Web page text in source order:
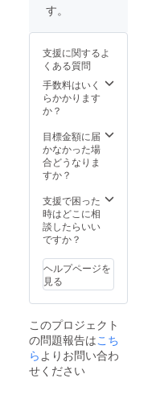
https://
project.
stores.j
p/
サーと
社名ま
たは名
前の記
載 この
6点を考
ります
が起業
後、支
援者様
タクト
をとり
試供品
の発
ベント
の告知
や招待
なども
ばと思
いま
す。
シーク
レット
す。
支援に関するよ
くある質問
手数料はいく
らかかります
か？
目標金額に届
かなかった場
合どうなりま
すか？
支援で困った
時はどこに相
談したらいい
ですか？
ヘルプページを
見る
このプロジェクト
の問題報告はこち
ら よりお問い合わ
せください